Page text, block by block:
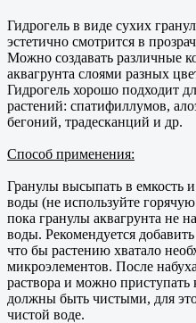
Гидрогель в виде сухих
эстетично смотрится в
Можно создавать различные
аквагрунта слоями разных
Гидрогель хорошо подходит
растений: спатифиллумов,
бегоний, традесканций и др.
Способ применения:
Гранулы высыпать в емкость
воды (не используйте
пока гранулы аквагрунта не
воды. Рекомендуется
что бы растению хватало
микроэлементов. После
раствора и можно приступать
должны быть чистыми, для
чистой воде.